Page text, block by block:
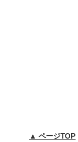
▲ ページTOP